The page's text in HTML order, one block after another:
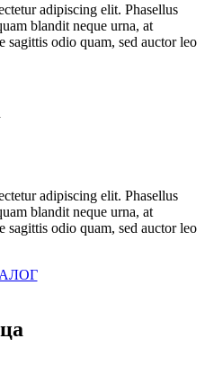
adipiscing elit. Phasellus
blandit neque urna, at
sagittis odio quam, sed auctor leo
adipiscing elit. Phasellus
blandit neque urna, at
sagittis odio quam, sed auctor leo